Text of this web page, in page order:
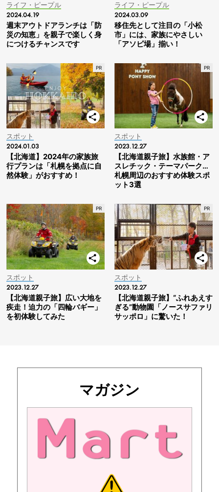
ライフ・ピープル
2024.04.19
週末アウトドアランチは「防
災の知恵」を親子で楽しく身
につけるチャンスです
ライフ・ピープル
2024.03.09
移住先として注目の「小松
市」には、家族にやさしい
「アソビ場」揃い！
スポット
2024.01.03
【北海道】2024年の家族旅
行プランは「札幌を拠点に自
然体験」がおすすめ！
スポット
2023.12.27
【北海道親子旅】水族館・ア
スレチック・テーマパーク…
札幌周辺のおすすめ体験スポ
ット3選
スポット
2023.12.27
【北海道親子旅】広い大地を
疾走！迫力の「四輪バギー」
を初体験してみた
スポット
2023.12.27
【北海道親子旅】“ふれあえす
ぎる”動物園「ノースサファリ
サッポロ」に驚いた！
マガジン